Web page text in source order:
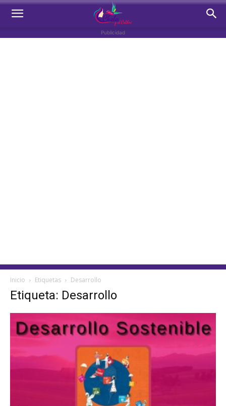
Publicidad
Inicio Etiquetas Desarrollo
Etiqueta: Desarrollo